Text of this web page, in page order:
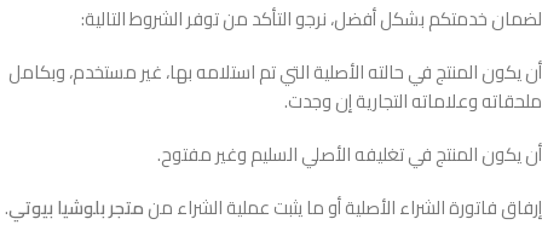
لضمان خدمتكم بشكل أفضل، نرجو التأكد من توفر الشروط التالية:
أن يكون المنتج في حالته الأصلية التي تم استلامه بها، غير مستخدم، وبكامل
ملحقاته وعلاماته التجارية إن وجدت.
أن يكون المنتج في تغليفه الأصلي السليم وغير مفتوح.
إرفاق فاتورة الشراء الأصلية أو ما يثبت عملية الشراء منمتجر بلوشيا بيوتي.